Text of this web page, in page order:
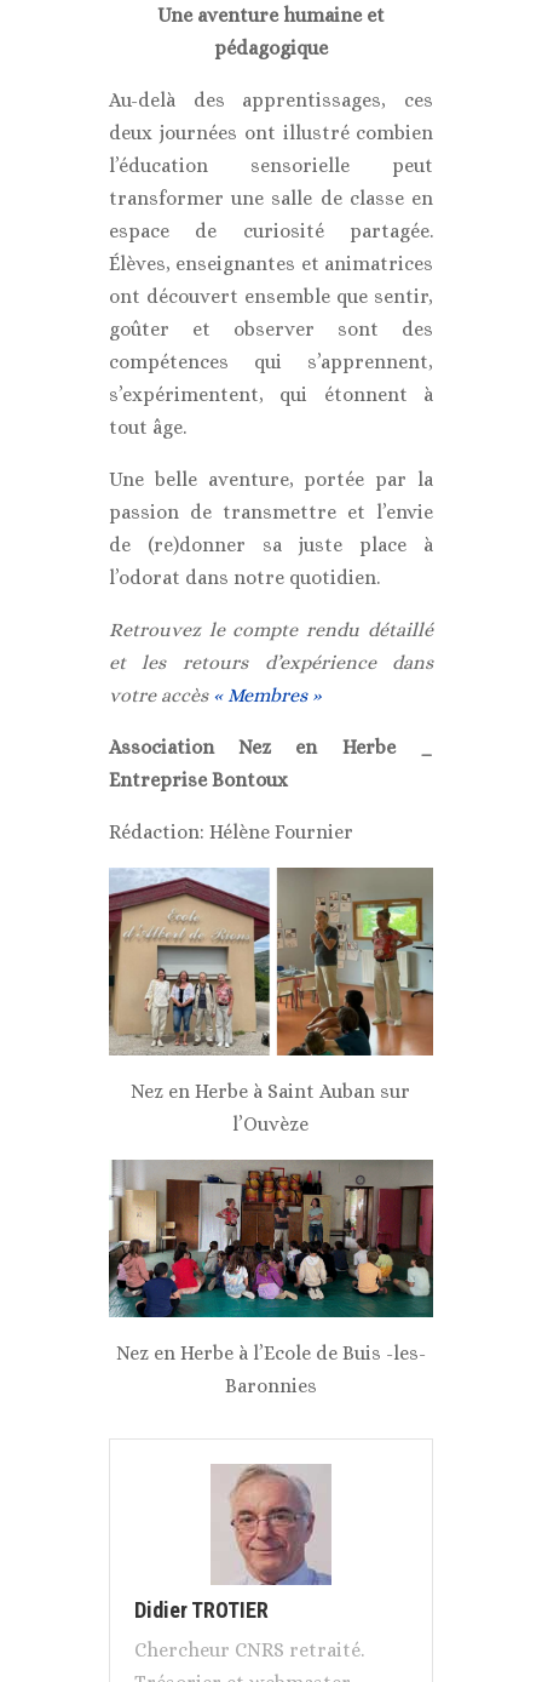
Une aventure humaine et
pédagogique
Au-delà des apprentissages, ces
deux journées ont illustré combien
l’éducation sensorielle peut
transformer une salle de classe en
espace de curiosité partagée.
Élèves, enseignantes et animatrices
ont découvert ensemble que sentir,
goûter et observer sont des
compétences qui s’apprennent,
s’expérimentent, qui étonnent à
tout âge.
Une belle aventure, portée par la
passion de transmettre et l’envie
de (re)donner sa juste place à
l’odorat dans notre quotidien.
Retrouvez le compte rendu détaillé
et les retours d’expérience dans
votre accès « Membres »
Association Nez en Herbe _
Entreprise Bontoux
Rédaction: Hélène Fournier
Nez en Herbe à Saint Auban sur
l’Ouvèze
Nez en Herbe à l’Ecole de Buis -les-
Baronnies
Didier TROTIER
Chercheur CNRS retraité.